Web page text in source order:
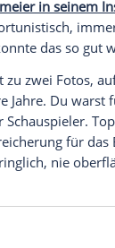
Kriminalrat
ZDF um
eines
der
mit dieser
ihn